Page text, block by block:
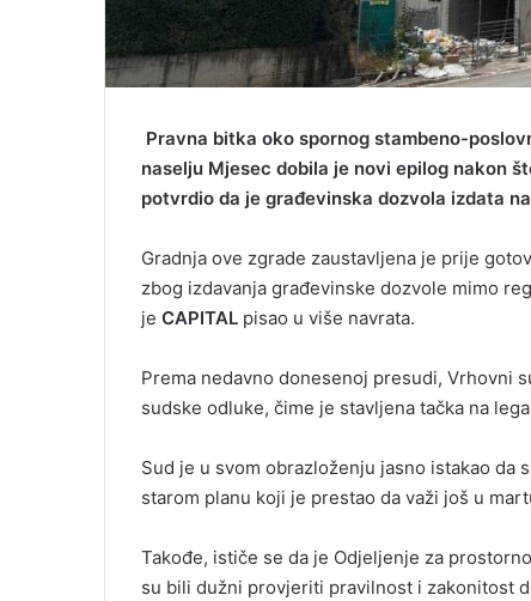
Pravna bitka oko spornog stambeno-
naselju Mjesec dobila je novi epilog nakon
potvrdio da je građevinska dozvola izdata
Gradnja ove zgrade zaustavljena je prije
zbog izdavanja građevinske dozvole mimo
je CAPITAL pisao u više navrata.
Prema nedavno donesenoj presudi, Vrhovni
sudske odluke, čime je stavljena tačka na
Sud je u svom obrazloženju jasno istakao da
starom planu koji je prestao da važi još u
Takođe, ističe se da je Odjeljenje za
su bili dužni provjeriti pravilnost i zakonitost